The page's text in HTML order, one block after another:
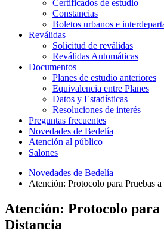
Certificados de estudio
Constancias
Boletos urbanos e
Reválidas
Solicitud de reválidas
Reválidas Automáticas
Documentos
Planes de estudio anteriores
Equivalencia entre Planes
Datos y Estadísticas
Resoluciones de interés
Preguntas frecuentes
Novedades de Bedelía
Atención al público
Salones
Novedades de Bedelía
Atención: Protocolo para Pruebas
Atención: Protocolo para
Distancia